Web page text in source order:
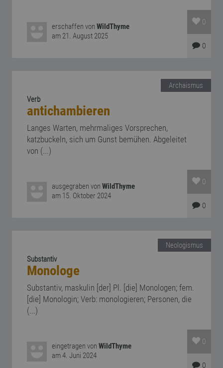
erschaffen vonWildThyme
am 21. August 2025
0
0
Archaismus
Verb
antichambieren
Langes Warten, mehrmaliges Vorsprechen,
katzbuckeln, sich um Gunst bemühen. Abgeleitet
von (...)
ausgegraben vonWildThyme
am 15. Oktober 2024
0
0
Neologismus
Substantiv
Monologe
Substantiv, maskulin [der] Pl. [die] Monologen; fem.
[die] Monologin; Verb: monologieren; Personen, die
(...)
eingetragen vonWildThyme
am 4. Juni 2024
0
0